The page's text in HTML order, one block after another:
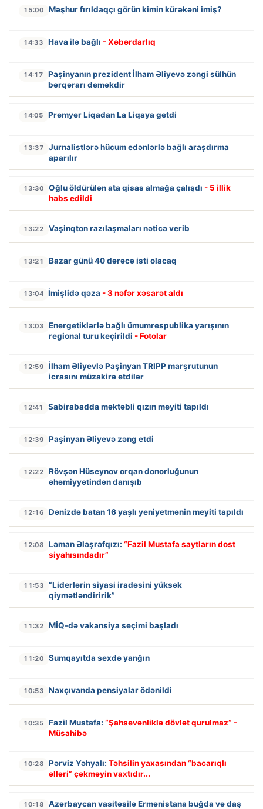
15:00 Məşhur fırıldaqçı görün kimin kürəkəni imiş?
14:33 Hava ilə bağlı - Xəbərdarlıq
14:17
Paşinyanın prezident İlham Əliyevə zəngi sülhün
bərqərarı deməkdir
14:05 Premyer Liqadan La Liqaya getdi
13:37
Jurnalistlərə hücum edənlərlə bağlı araşdırma
aparılır
13:30 Oğlu öldürülən ata qisas almağa çalışdı - 5 illik
həbs edildi
13:22 Vaşinqton razılaşmaları nəticə verib
13:21 Bazar günü 40 dərəcə isti olacaq
13:04 İmişlidə qəza - 3 nəfər xəsarət aldı
13:03
Energetiklərlə bağlı ümumrespublika yarışının
regional turu keçirildi - Fotolar
12:59
İlham Əliyevlə Paşinyan TRIPP marşrutunun
icrasını müzakirə etdilər
12:41 Sabirabadda məktəbli qızın meyiti tapıldı
12:39 Paşinyan Əliyevə zəng etdi
12:22
Rövşən Hüseynov orqan donorluğunun
əhəmiyyətindən danışıb
12:16 Dənizdə batan 16 yaşlı yeniyetmənin meyiti tapıldı
12:08 Ləman Ələşrəfqızı: “Fazil Mustafa saytların dost
siyahısındadır”
11:53
“Liderlərin siyasi iradəsini yüksək
qiymətləndiririk”
11:32 MİQ-də vakansiya seçimi başladı
11:20 Sumqayıtda sexdə yanğın
10:53 Naxçıvanda pensiyalar ödənildi
10:35 Fazil Mustafa: “Şahsevənliklə dövlət qurulmaz” -
Müsahibə
10:28 Pərviz Yəhyalı: Təhsilin yaxasından “bacarıqlı
əlləri” çəkməyin vaxtıdır...
10:18 Azərbaycan vasitəsilə Ermənistana buğda və daş